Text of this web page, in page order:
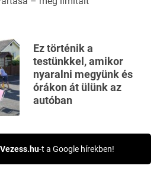
Ez történik a
testünkkel, amikor
nyaralni megyünk és
órákon át ülünk az
autóban
Vezess.hu-t a Google hírekben!